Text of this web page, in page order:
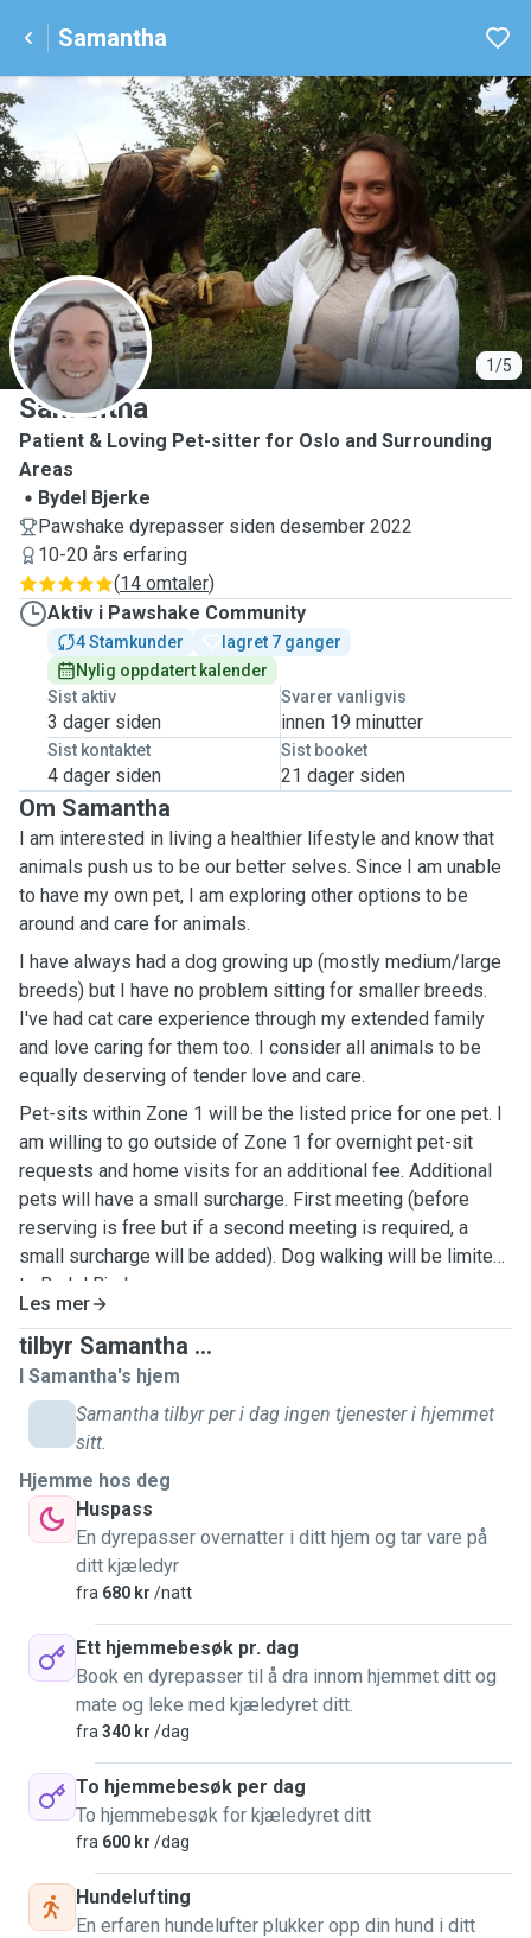
Samantha
1/5
S
Samantha
Patient & Loving Pet-sitter for Oslo and Surrounding
Areas
Bydel Bjerke
Pawshake dyrepasser siden desember 2022
10-20 års erfaring
(14 omtaler)
Aktiv i Pawshake Community
4 Stamkunder
lagret 7 ganger
Nylig oppdatert kalender
Sist aktiv
3 dager siden
Svarer vanligvis
innen 19 minutter
Sist kontaktet
4 dager siden
Sist booket
21 dager siden
Om Samantha
I am interested in living a healthier lifestyle and know that
animals push us to be our better selves. Since I am unable
to have my own pet, I am exploring other options to be
around and care for animals.
I have always had a dog growing up (mostly medium/large
breeds) but I have no problem sitting for smaller breeds.
I've had cat care experience through my extended family
and love caring for them too. I consider all animals to be
equally deserving of tender love and care.
Pet-sits within Zone 1 will be the listed price for one pet. I
am willing to go outside of Zone 1 for overnight pet-sit
requests and home visits for an additional fee. Additional
pets will have a small surcharge. First meeting (before
reserving is free but if a second meeting is required, a
small surcharge will be added). Dog walking will be limited
to Bydel Bjerke.
Les mer
tilbyr Samantha ...
I Samantha's hjem
Samantha tilbyr per i dag ingen tjenester i hjemmet
sitt.
Hjemme hos deg
Huspass
En dyrepasser overnatter i ditt hjem og tar vare på
ditt kjæledyr
fra 680 kr /natt
Ett hjemmebesøk pr. dag
Book en dyrepasser til å dra innom hjemmet ditt og
mate og leke med kjæledyret ditt.
fra 340 kr /dag
To hjemmebesøk per dag
To hjemmebesøk for kjæledyret ditt
fra 600 kr /dag
Hundelufting
En erfaren hundelufter plukker opp din hund i ditt